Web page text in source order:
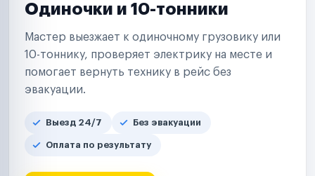
Одиночки и 10-тонники
Мастер выезжает к одиночному грузовику или
10-тоннику, проверяет электрику на месте и
помогает вернуть технику в рейс без
эвакуации.
Выезд 24/7 Без эвакуации
Оплата по результату